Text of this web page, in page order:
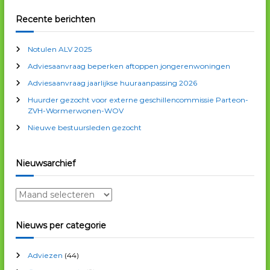
a
v
i
g
a
t
i
k
e
n
a
a
:
Recente berichten
Notulen ALV 2025
Adviesaanvraag beperken aftoppen jongerenwoningen
Adviesaanvraag jaarlijkse huuraanpassing 2026
Huurder gezocht voor externe geschillencommissie Parteon-
ZVH-Wormerwonen-WOV
Nieuwe bestuursleden gezocht
Nieuwsarchief
N
e
u
s
Nieuws per categorie
Adviezen (44)